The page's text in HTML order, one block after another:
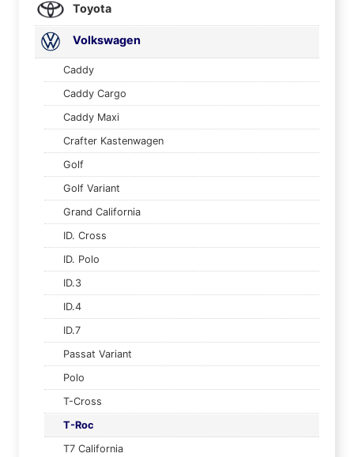
Toyota
Volkswagen
Caddy
Caddy Cargo
Caddy Maxi
Crafter Kastenwagen
Golf
Golf Variant
Grand California
ID. Cross
ID. Polo
ID.3
ID.4
ID.7
Passat Variant
Polo
T-Cross
T-Roc
T7 California